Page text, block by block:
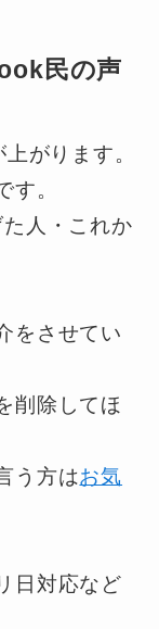
民の声
がります。
す。
人・これか
をさせてい
削除してほ
う方はお気
日対応など